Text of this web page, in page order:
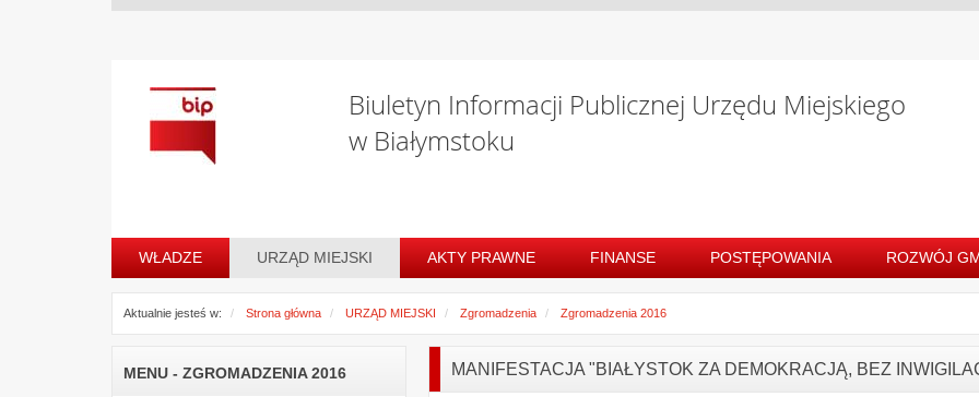
Biuletyn Informacji Publicznej Urzędu Miejskiego
w Białymstoku
WŁADZE URZĄD MIEJSKI AKTY PRAWNE FINANSE POSTĘPOWANIA ROZWÓJ
Aktualnie jesteś w: Strona główna URZĄD MIEJSKI Zgromadzenia Zgromadzenia 2016
MENU - ZGROMADZENIA 2016 MANIFESTACJA "BIAŁYSTOK ZA DEMOKRACJĄ, BEZ